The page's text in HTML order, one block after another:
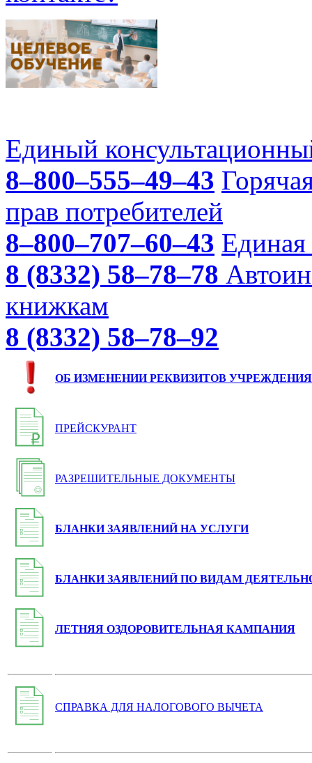
Единый
8–800–555–49–43
прав потребителей
8–800–707–60–43 Единая
8 (8332) 58–78–78
книжкам
8 (8332) 58–78–92
ОБ ИЗМЕНЕНИИ РЕКВИЗИТОВ УЧРЕЖДЕНИЯ
ПРЕЙСКУРАНТ
РАЗРЕШИТЕЛЬНЫЕ ДОКУМЕНТЫ
БЛАНКИ ЗАЯВЛЕНИЙ НА УСЛУГИ
БЛАНКИ ЗАЯВЛЕНИЙ ПО ВИДАМ
ЛЕТНЯЯ ОЗДОРОВИТЕЛЬНАЯ КАМПАНИЯ
СПРАВКА ДЛЯ НАЛОГОВОГО ВЫЧЕТА